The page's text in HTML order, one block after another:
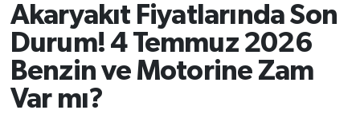
Akaryakıt Fiyatlarında Son
Durum! 4 Temmuz 2026
Benzin ve Motorine Zam
Var mı?
Tüm Manşetler
Son Dakika Haberleri
Haber Arşivi